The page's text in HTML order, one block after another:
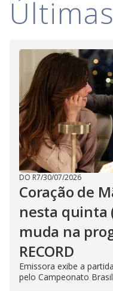
Últimas
DO R7/30/07/2026
Coração de
nesta quinta
muda na
RECORD
Emissora exibe a
pelo Campeonato